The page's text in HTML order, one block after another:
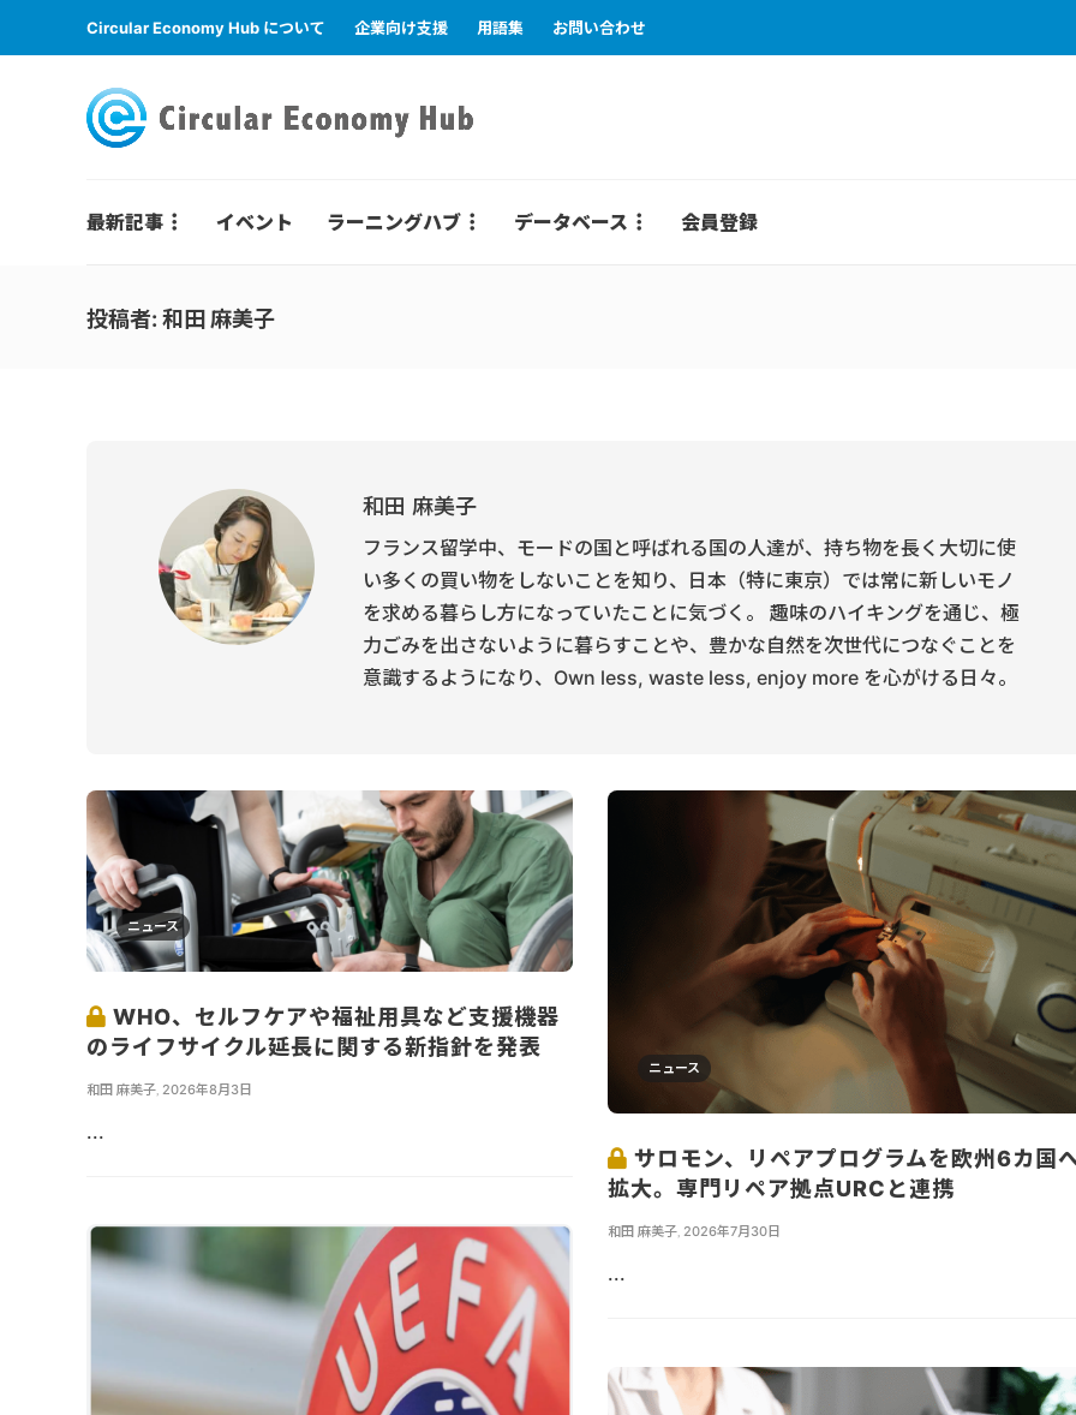
Circular Economy Hub について 企業向け支援 用語集 お問い合わせ
最新記事 イベント ラーニングハブ データベース 会員登録
投稿者: 和田 麻美子
和田 麻美子
フランス留学中、モードの国と呼ばれる国の人達が、持ち物を長く大切に使
い多くの買い物をしないことを知り、日本（特に東京）では常に新しいモノ
を求める暮らし方になっていたことに気づく。 趣味のハイキングを通じ、極
力ごみを出さないように暮らすことや、豊かな自然を次世代につなぐことを
意識するようになり、Own less, waste less, enjoy more を心がける日々。
ニュース
WHO、セルフケアや福祉用具など支援機器
のライフサイクル延長に関する新指針を発表
和田 麻美子 2026年8月3日
...
ニュース
サロモン、リペアプログラムを欧州6カ国
拡大。専門リペア拠点URCと連携
和田 麻美子, 2026年7月30日
...